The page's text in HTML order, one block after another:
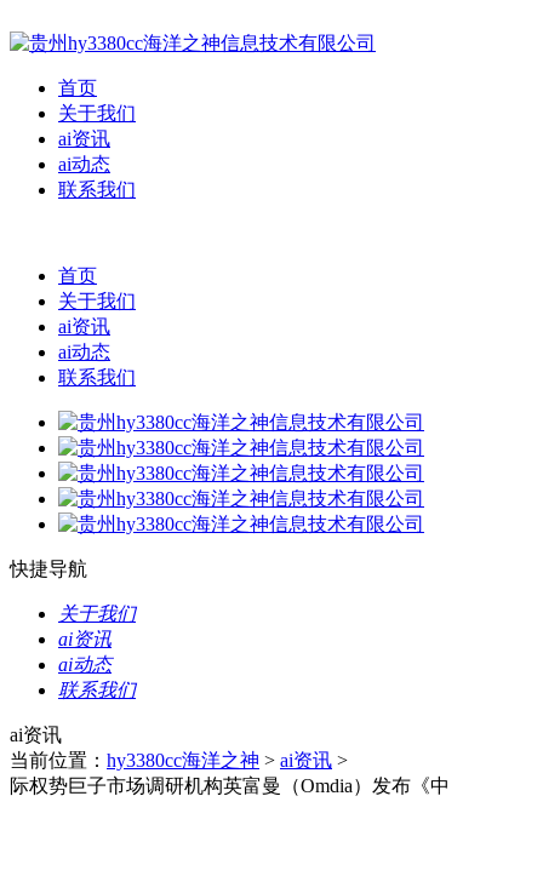
首页
关于我们
ai资讯
ai动态
联系我们
首页
关于我们
ai资讯
ai动态
联系我们
快捷导航
关于我们
ai资讯
ai动态
联系我们
ai资讯
当前位置： hy3380cc海洋之神 > ai资讯 >
际权势巨子市场调研机构英富曼（Omdia）发布《中